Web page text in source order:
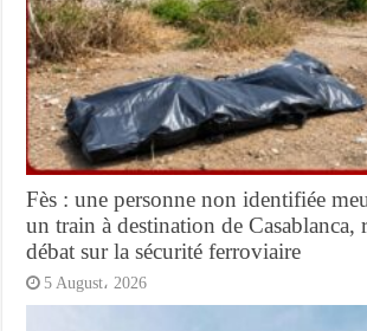
Fès : une personne non identifiée
un train à destination de Casablanca,
débat sur la sécurité ferroviaire
5 August، 2026